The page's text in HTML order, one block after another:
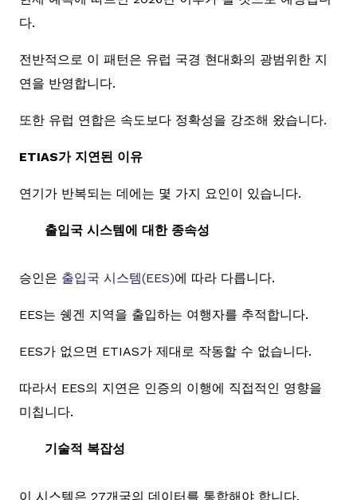
다.
전반적으로 이 패턴은 유럽 국경 현대화의 광범위한 지
연을 반영합니다.
또한 유럽 연합은 속도보다 정확성을 강조해 왔습니다.
ETIAS가 지연된 이유
연기가 반복되는 데에는 몇 가지 요인이 있습니다.
출입국 시스템에 대한 종속성
승인은 출입국 시스템(EES)에 따라 다릅니다.
EES는 쉥겐 지역을 출입하는 여행자를 추적합니다.
EES가 없으면 ETIAS가 제대로 작동할 수 없습니다.
따라서 EES의 지연은 인증의 이행에 직접적인 영향을
미칩니다.
기술적 복잡성
이 시스템은 27개국의 데이터를 통합해야 합니다.